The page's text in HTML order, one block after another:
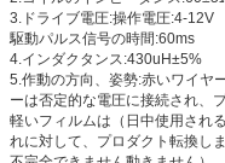
3.ドライブ電圧:操作電圧:4-12V
駆動パルス信号の時間:60ms
4.インダクタンス:430uH±5%
5.作動の方向、姿勢:赤いワイヤ
ーは否定的な電圧に接続され、
軽いフィルムは（日中使用され
れに対して、プロダクト転換し